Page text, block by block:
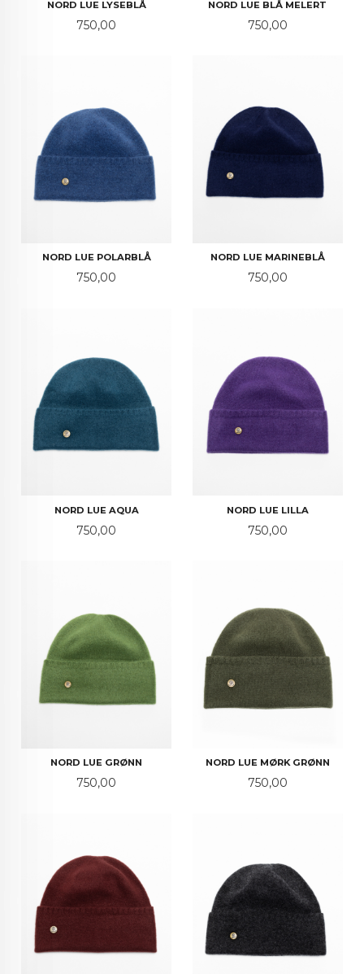
NORD LUE LYSEBLÅ
Pris
750,00
NORD LUE BLÅ MELERT
Pris
750,00
NORD LUE POLARBLÅ
Pris
750,00
NORD LUE MARINEBLÅ
Pris
750,00
NORD LUE AQUA
Pris
750,00
NORD LUE LILLA
Pris
750,00
NORD LUE GRØNN
Pris
750,00
NORD LUE MØRK GRØNN
Pris
750,00